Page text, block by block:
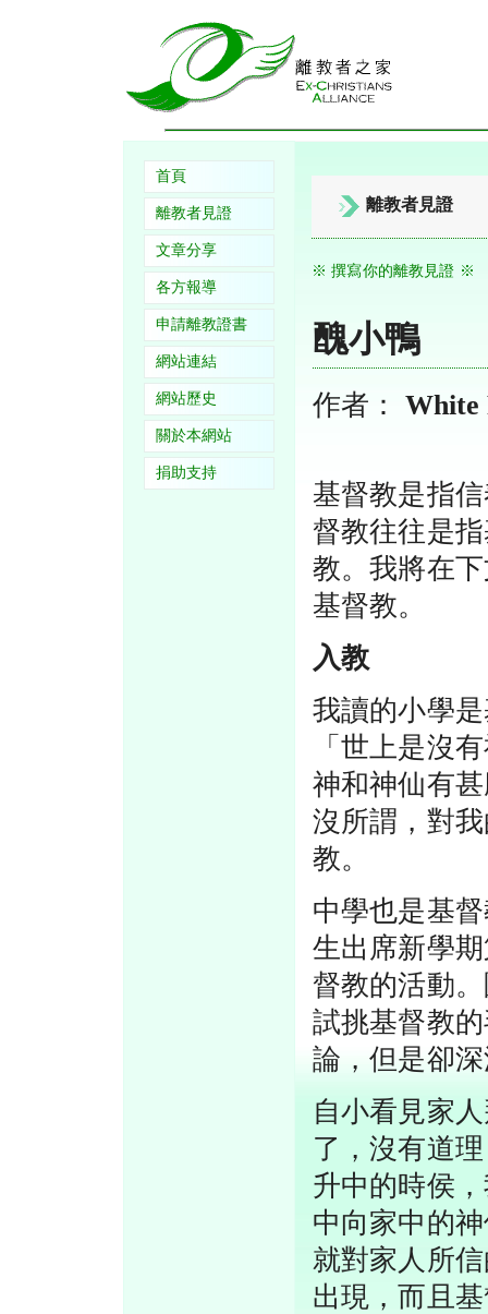
首頁
離教者見證
文章分享
各方報導
申請離教證書
網站連結
網站歷史
關於本網站
捐助支持
離教者見證
※ 撰寫你的離教見證 ※
醜小鴨
作者： White
基督教是指
督教往往是
教。我將在
基督教。
入教
我讀的小學
「世上是沒
神和神仙有
沒所謂，對
教。
中學也是基
生出席新學
督教的活動
試挑基督教
論，但是卻
自小看見家
了，沒有道
升中的時侯
中向家中的
就對家人所
出現，而且